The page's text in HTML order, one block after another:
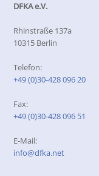
DFKA e.V.
Rhinstraße 137a
10315 Berlin
Telefon:
+49 (0)30-428 096 20
Fax:
+49 (0)30-428 096 51
E-Mail:
info@dfka.net